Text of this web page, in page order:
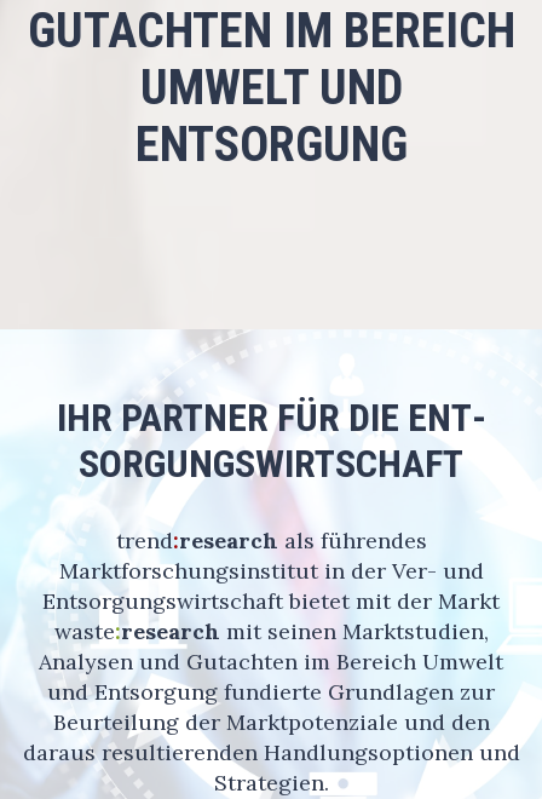
GUTACHTEN IM BEREICH
UMWELT UND
ENTSORGUNG
IHR PARTNER FÜR DIE ENT­
SORGUNGS­WIRT­SCHAFT
trend:research als führendes
Marktforschungsinstitut in der Ver- und
Entsorgungswirtschaft bietet mit der Markt
waste:research mit seinen Marktstudien,
Analysen und Gutachten im Bereich Umwelt
und Entsorgung fundierte Grundlagen zur
Beurteilung der Marktpotenziale und den
daraus resultierenden Handlungsoptionen und
Strategien.